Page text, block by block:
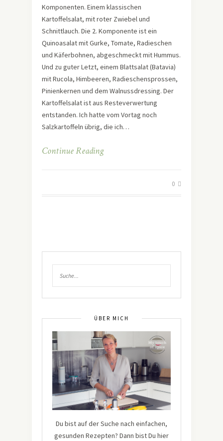
Komponenten. Einem klassischen
Kartoffelsalat, mit roter Zwiebel und
Schnittlauch. Die 2. Komponente ist ein
Quinoasalat mit Gurke, Tomate, Radieschen
und Käferbohnen, abgeschmeckt mit Hummus.
Und zu guter Letzt, einem Blattsalat (Batavia)
mit Rucola, Himbeeren, Radieschensprossen,
Pinienkernen und dem Walnussdressing. Der
Kartoffelsalat ist aus Resteverwertung
entstanden. Ich hatte vom Vortag noch
Salzkartoffeln übrig, die ich…
Continue Reading
0
ÜBER MICH
Du bist auf der Suche nach einfachen,
gesunden Rezepten? Dann bist Du hier